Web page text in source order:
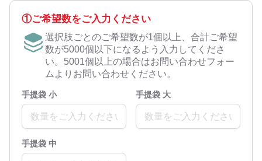
①ご希望数をご入力ください
選択肢ごとのご希望数が1個以上、合計ご希望
数が5000個以下になるよう入力してくださ
い。5001個以上の場合はお問い合わせフォー
ムよりお問い合わせください。
手提袋 小 手提袋 大
手提袋 中